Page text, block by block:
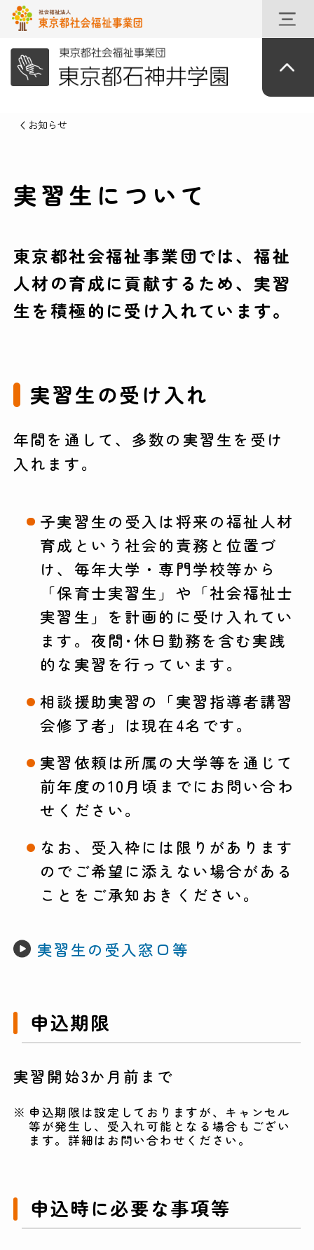
お知らせ
実習生について
東京都社会福祉事業団では、福祉
人材の育成に貢献するため、実習
生を積極的に受け入れています。
実習生の受け入れ
年間を通して、多数の実習生を受け
入れます。
子実習生の受入は将来の福祉人材
育成という社会的責務と位置づ
け、毎年大学・専門学校等から
「保育士実習生」や「社会福祉士
実習生」を計画的に受け入れてい
ます。夜間･休日勤務を含む実践
的な実習を行っています。
相談援助実習の「実習指導者講習
会修了者」は現在4名です。
実習依頼は所属の大学等を通じて
前年度の10月頃までにお問い合わ
せください。
なお、受入枠には限りがあります
のでご希望に添えない場合がある
ことをご承知おきください。
実習生の受入窓口等
申込期限
実習開始3か月前まで
申込期限は設定しておりますが、キャンセル
等が発生し、受入れ可能となる場合もござい
ます。詳細はお問い合わせください。
申込時に必要な事項等